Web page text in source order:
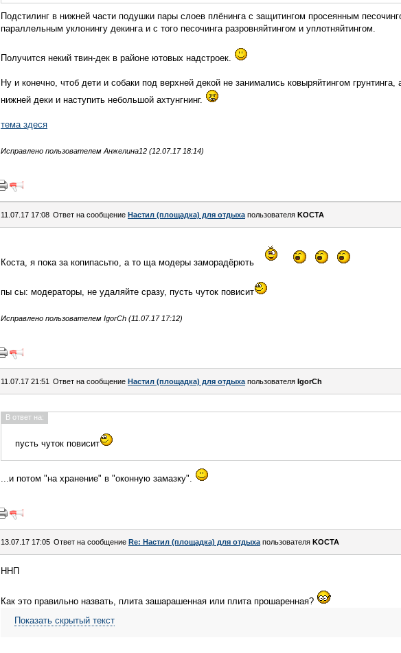
Подстилинг в нижней части подушки пары слоев плёнинга с защитингом просеянным
параллельным уклонингу декинга и с того песочинга разровняйтингом и уплотняйтингом.
Получится некий твин-дек в районе ютовых надстроек.
Ну и конечно, чтоб дети и собаки под верхней декой не занимались ковыряйтингом грунтинга,
нижней деки и наступить небольшой ахтунгнинг.
тема здеся
Исправлено пользователем Анжелина12 (12.07.17 18:14)
11.07.17 17:08 Ответ на сообщение Настил (площадка) для отдыха пользователя KOCTA
Коста, я пока за копипасьтю, а то ща модеры заморадёрють
пы сы: модераторы, не удаляйте сразу, пусть чуток повисит
Исправлено пользователем IgorCh (11.07.17 17:12)
11.07.17 21:51 Ответ на сообщение Настил (площадка) для отдыха пользователя IgorCh
В ответ на:
пусть чуток повисит
...и потом "на хранение" в "оконную замазку".
13.07.17 17:05 Ответ на сообщение Re: Настил (площадка) для отдыха пользователя KOCTA
ННП
Как это правильно назвать, плита зашарашенная или плита прошаренная?
Показать скрытый текст